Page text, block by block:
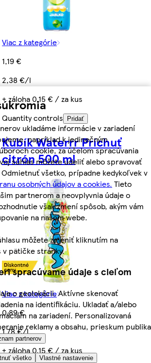
ukladáme informácie v zariadení
napríklad k jedinečným
cookie, za účelom spracúvania
súhlas môžete udeliť alebo spravovať
všetko, prípadne kedykoľvek v
osobných údajov a cookies. Tieto
partnerom a neovplyvnia údaje o
však zmení spôsob, akým vám
na našom webe.
môžete zmeniť kliknutím na
v pätičke stránky.
spracúvame údaje s cieľom
o geolokácii. Aktívne skenovať
na identifikáciu. Ukladať a/alebo
na zariadení. Personalizovaná
reklamy a obsahu, prieskum publika
partnerov
všetko Vlastné nastavenie
Viac z kategórie
1,19 €
2,38 €/l
+ záloha 0,15 € / za kus
Quantity controls
Pridať
Kubík Waterrr Príchuť
citrón 500 ml
Viac z kategórie
0,89 €
1,78 €/l
+ záloha 0,15 € / za kus